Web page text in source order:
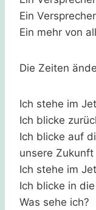
Ein
Ein mehr von
Die Zeiten
Ich stehe im
Ich blicke
Ich blicke auf
unsere Zukunft
Ich stehe im
Ich blicke in
Was sehe ich?